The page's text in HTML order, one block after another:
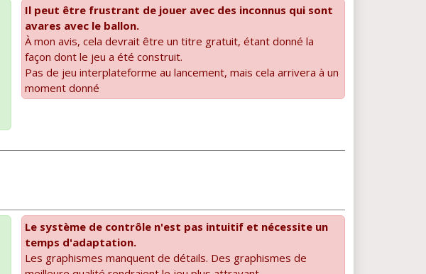
Il peut être frustrant de jouer avec des inconnus qui sont
avares avec le ballon.
À mon avis, cela devrait être un titre gratuit, étant donné la
façon dont le jeu a été construit.
Pas de jeu interplateforme au lancement, mais cela arrivera à un
moment donné
Le système de contrôle n'est pas intuitif et nécessite un
temps d'adaptation.
Les graphismes manquent de détails. Des graphismes de